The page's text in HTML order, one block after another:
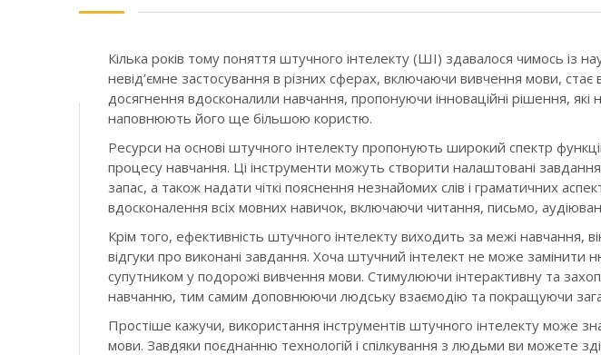
Кілька років тому поняття штучного інтелекту (ШІ) здавалося чимось із
невід’ємне застосування в різних сферах, включаючи вивчення мови,
досягнення вдосконалили навчання, пропонуючи інноваційні рішення,
наповнюють його ще більшою користю.
Ресурси на основі штучного інтелекту пропонують широкий спектр
процесу навчання. Ці інструменти можуть створити налаштовані
запас, а також надати чіткі пояснення незнайомих слів і граматичних
вдосконалення всіх мовних навичок, включаючи читання, письмо,
Крім того, ефективність штучного інтелекту виходить за межі навчання,
відгуки про виконані завдання. Хоча штучний інтелект не може замінити
супутником у подорожі вивчення мови. Стимулюючи інтерактивну та
навчанню, тим самим доповнюючи людську взаємодію та покращуючи
Простіше кажучи, використання інструментів штучного інтелекту може
мови. Завдяки поєднанню технологій і спілкування з людьми ви можете